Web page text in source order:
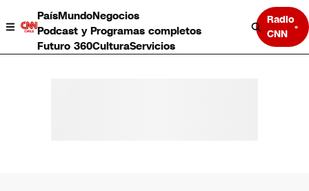
PaísMundoNegocios
Podcast y Programas completos
Futuro 360CulturaServicios
Radio
CNN